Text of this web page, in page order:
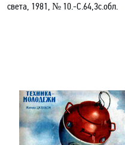
света, 1981, № 10.-С.64,3с.обл.